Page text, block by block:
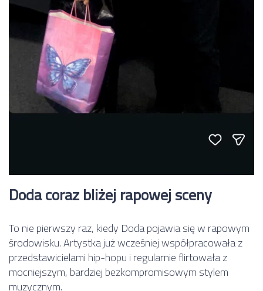
Doda coraz bliżej rapowej sceny
To nie pierwszy raz, kiedy Doda pojawia się w rapowym
środowisku. Artystka już wcześniej współpracowała z
przedstawicielami hip-hopu i regularnie flirtowała z
mocniejszym, bardziej bezkompromisowym stylem
muzycznym.